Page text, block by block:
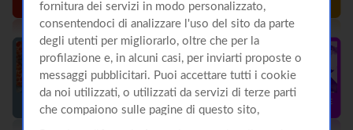
fornitura dei servizi in modo personalizzato,
consentendoci di analizzare l'uso del sito da parte
degli utenti per migliorarlo, oltre che per la
profilazione e, in alcuni casi, per inviarti proposte o
messaggi pubblicitari. Puoi accettare tutti i cookie
da noi utilizzati, o utilizzati da servizi di terze parti
che compaiono sulle pagine di questo sito,
premendo il pulsante "Accetta tutti i cookie"